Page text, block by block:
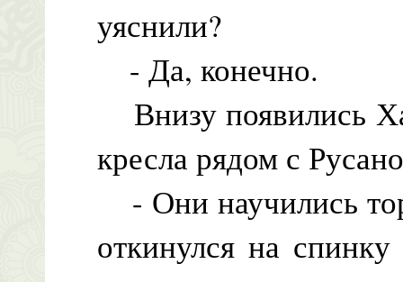
уяснили?
- Да, конечно.
Внизу появились
кресла рядом с
- Они научились
откинулся на